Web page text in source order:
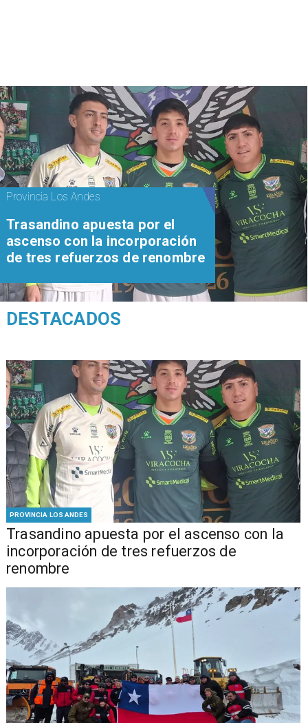
PROVINCIA LOS ANDES
Trasandino apuesta por el ascenso con la
incorporación de tres refuerzos de
renombre
Provincia Los Andes
Trasandino apuesta por el
ascenso con la incorporación
de tres refuerzos de renombre
DESTACADOS